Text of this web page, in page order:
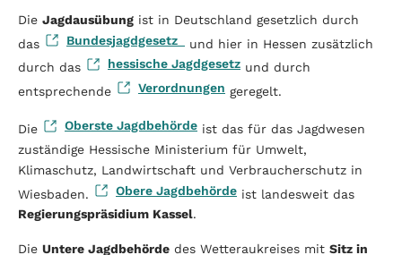
Die Jagdausübung ist in Deutschland gesetzlich durch
das
Bundesjagdgesetz
und hier in Hessen zusätzlich
durch das
hessische Jagdgesetz und durch
entsprechende
Verordnungen geregelt.
Die Oberste Jagdbehörde ist das für das Jagdwesen
zuständige Hessische Ministerium für Umwelt,
Klimaschutz, Landwirtschaft und Verbraucherschutz in
Wiesbaden.
Obere Jagdbehörde ist landesweit das
Regierungspräsidium Kassel.
Die Untere Jagdbehörde des Wetteraukreises mit Sitz in